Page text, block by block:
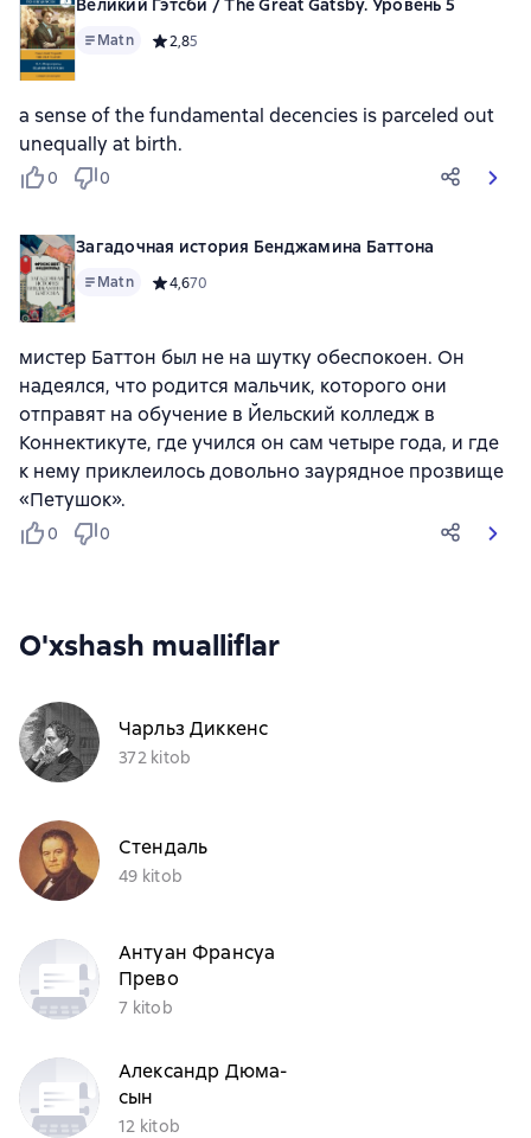
Великий Гэтсби / The Great Gatsby. Уровень 5
Matn Средний рейтинг 2,8 на основе 5 оценок
2,85
a sense of the fundamental decencies is parceled out
unequally at birth.
0 0
Загадочная история Бенджамина Баттона
Matn Средний рейтинг 4,6 на основе 70 оценок
4,670
мистер Баттон был не на шутку обеспокоен. Он
надеялся, что родится мальчик, которого они
отправят на обучение в Йельский колледж в
Коннектикуте, где учился он сам четыре года, и где
к нему приклеилось довольно заурядное прозвище
«Петушок».
0 0
O'xshash mualliflar
Чарльз Диккенс
372 kitob
Стендаль
49 kitob
Антуан Франсуа
Прево
7 kitob
Александр Дюма-
сын
12 kitob